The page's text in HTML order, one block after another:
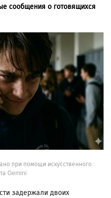
сообщения о готовящихся
при помощи искусственного
Gemini
задержали двоих